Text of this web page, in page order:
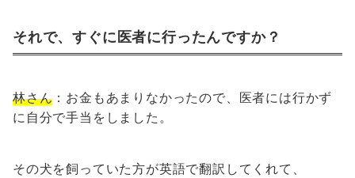
それで、すぐに医者に行ったんですか？
林さん ：お金もあまりなかったので、医者には行かず
に自分で手当をしました。
その犬を飼っていた方が英語で翻訳してくれて、